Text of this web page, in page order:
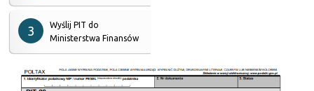
Wyślij PIT do
Ministerstwa Finansów